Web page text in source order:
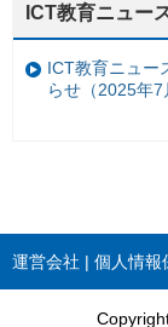
ICT教育ニュー
ICT教育ニュー
らせ（2025年7
運営会社 個人情報